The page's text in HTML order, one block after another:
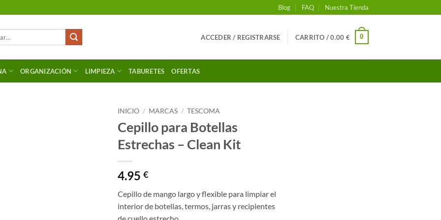
Blog FAQ Nuestra Tienda
ACCEDER / REGISTRARSE CARRITO /0.00 € 0
ORGANIZACIÓN LIMPIEZA TABURETES OFERTAS
INICIO / MARCAS / TESCOMA
Cepillo para Botellas
Estrechas – Clean Kit
4.95 €
Cepillo de mango largo y flexible para limpiar el
interior de botellas, termos, jarras y recipientes